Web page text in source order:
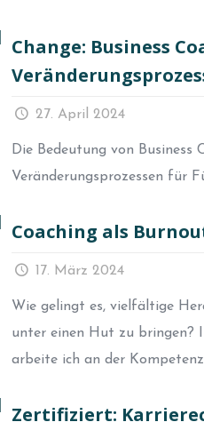
Change: Business
27. April 2024
Die Bedeutung von Business
Veränderungsprozessen für
Coaching als
17. März 2024
Wie gelingt es, vielfältige
unter einen Hut zu bringen?
arbeite ich an der
Zertifiziert: